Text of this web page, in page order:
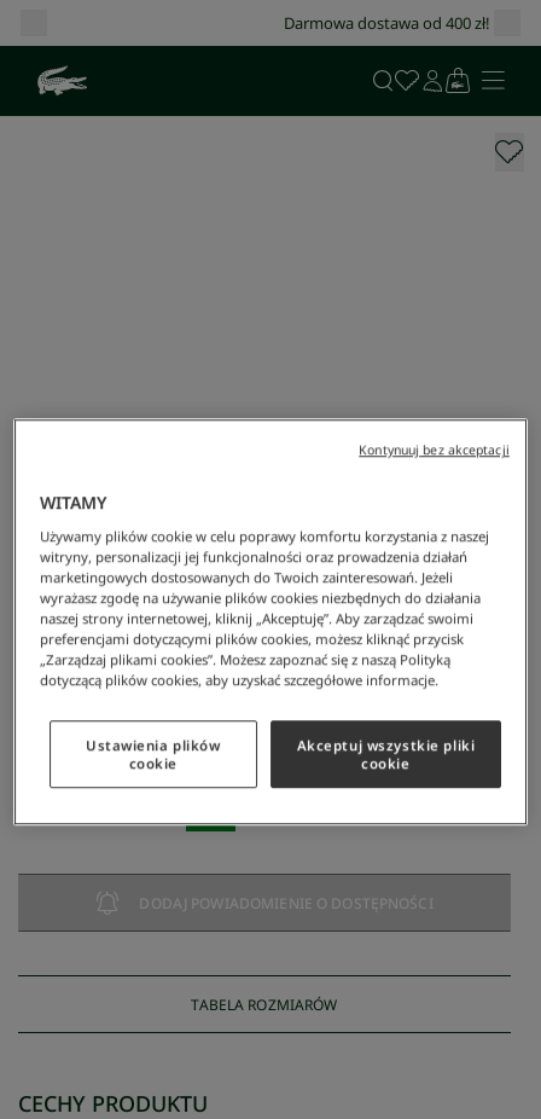
Darmowa dostawa od 400 zł!
Lacoste/Mężczyzna/Odzież/T-Shirty/Koszulka Męska Z Bawełny Organicznej
Koszulka męska z bawełny organicznej
NAJNIŻSZA CENA Z 30 DNI: 314,30 zł 28%
DODAJ POWIADOMIENIE O DOSTĘPNOŚCI
TABELA ROZMIARÓW
CECHY PRODUKTU
WITAMY
Używamy plików cookie w celu poprawy komfortu korzystania z naszej
witryny, personalizacji jej funkcjonalności oraz prowadzenia działań
marketingowych dostosowanych do Twoich zainteresowań. Jeżeli
wyrażasz zgodę na używanie plików cookies niezbędnych do działania
naszej strony internetowej, kliknij „Akceptuję”. Aby zarządzać swoimi
preferencjami dotyczącymi plików cookies, możesz kliknąć przycisk
„Zarządzaj plikami cookies”. Możesz zapoznać się z naszą Polityką
dotyczącą plików cookies, aby uzyskać szczegółowe informacje.
Ustawienia plików
cookie
Akceptuj wszystkie pliki
cookie
Kontynuuj bez akceptacji